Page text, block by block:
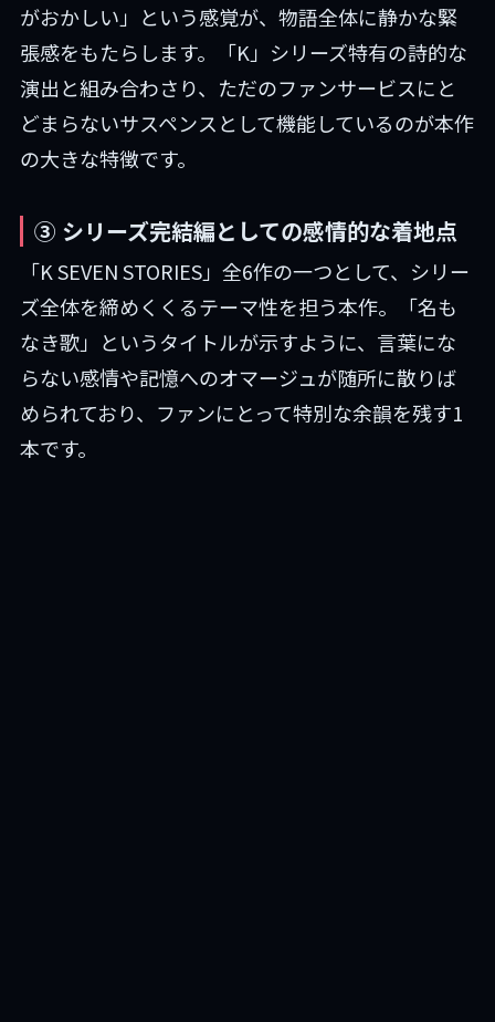
がおかしい」という感覚が、物語全体に静かな緊
張感をもたらします。「K」シリーズ特有の詩的な
演出と組み合わさり、ただのファンサービスにと
どまらないサスペンスとして機能しているのが本作
の大きな特徴です。
③ シリーズ完結編としての感情的な着地点
「K SEVEN STORIES」全6作の一つとして、シリー
ズ全体を締めくくるテーマ性を担う本作。「名も
なき歌」というタイトルが示すように、言葉にな
らない感情や記憶へのオマージュが随所に散りば
められており、ファンにとって特別な余韻を残す1
本です。